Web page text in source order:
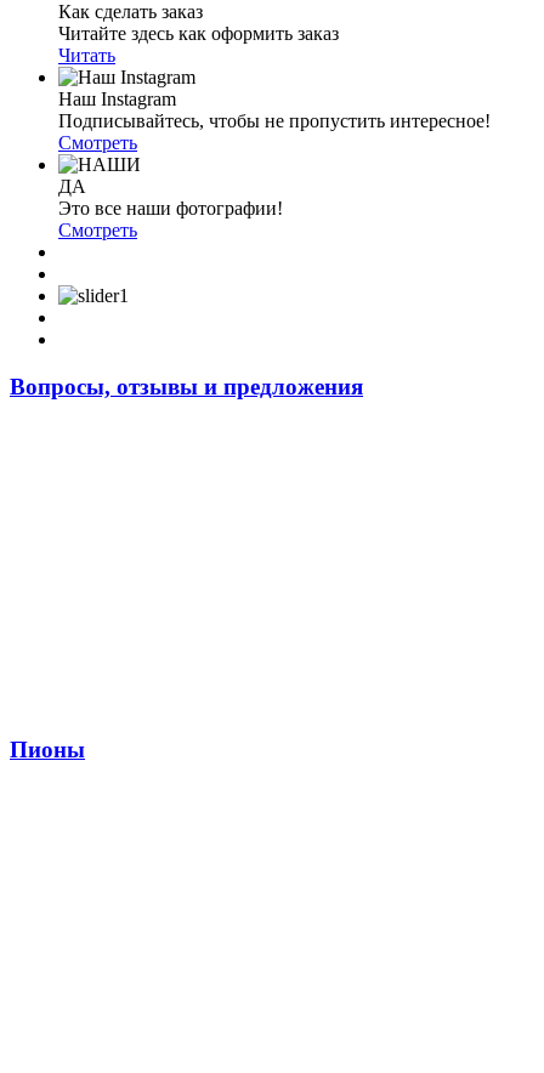
Как сделать заказ
Читайте здесь как оформить заказ
Читать
Наш Instagram
Подписывайтесь, чтобы не пропустить интересное!
Смотреть
ДА
Это все наши фотографии!
Смотреть
Вопросы, отзывы и предложения
Пионы